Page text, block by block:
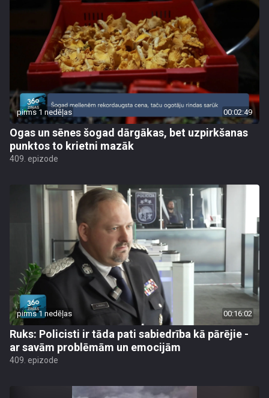
pirms 1 nedēļas 00:02:49
Ogas un sēnes šogad dārgākas, bet uzpirkšanas
punktos to krietni mazāk
409. epizode
pirms 1 nedēļas 00:16:02
Ruks: Policisti ir tāda pati sabiedrība kā pārējie -
ar savām problēmām un emocijām
409. epizode